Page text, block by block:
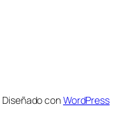
Diseñado conWordPress